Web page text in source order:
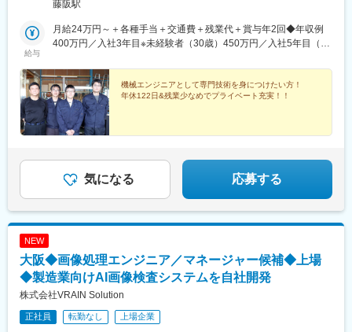
藤阪駅
給与
月給24万円～＋各種手当＋交通費＋残業代＋賞与年2回◆年収例
400万円／入社3年目※未経験者（30歳）450万円／入社5年目（32
機械エンジニアとして専門技術を身につけたい方！
年休122日&残業少なめでプライベート充実！！
気になる 応募する
NEW
大阪◆画像処理エンジニア／マネージャー候補◆上場
◆製造業向けAI画像検査システムを自社開発
株式会社VRAIN Solution
正社員 転勤なし 上場企業